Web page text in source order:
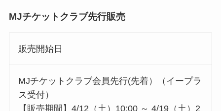
MJチケットクラブ先行販売
販売開始日
MJチケットクラブ会員先行(先着）（イープラ
ス受付）
【販売期間】4/12（土）10:00 ～ 4/19（土）2